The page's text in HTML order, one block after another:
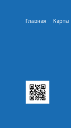
Главная Карты